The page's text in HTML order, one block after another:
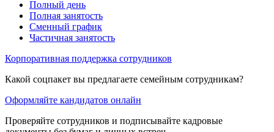
Полный день
Полная занятость
Сменный график
Частичная занятость
Корпоративная поддержка сотрудников
Какой соцпакет вы предлагаете семейным сотрудникам?
Оформляйте кандидатов онлайн
Проверяйте сотрудников и подписывайте кадровые